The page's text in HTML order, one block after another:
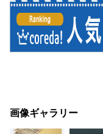
画像ギャラリー